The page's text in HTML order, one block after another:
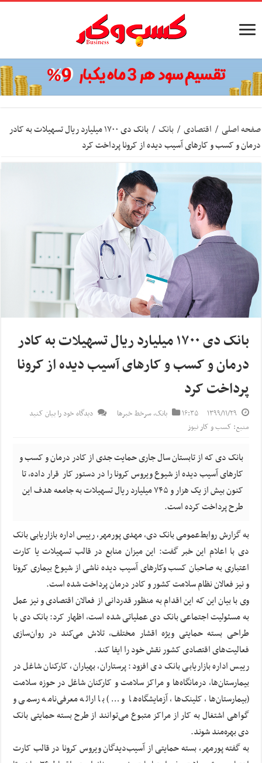
صفحه اصلی / اقتصادی / بانک /
بانک دی ۱۷۰۰ میلیارد ریال تسهیلات به کادر
درمان و کسب و کارهای آسیب دیده از کرونا پرداخت کرد
بانک دی ۱۷۰۰ میلیارد ریال تسهیلات به کادر
درمان و کسب و کارهای آسیب دیده از کرونا
پرداخت کرد
۱۳۹۹/۱۱/۲۹ ۱۶:۳۵ بانک,سرخط خبرها
دیدگاه خود را بیان کنید
منبع: کسب و کار نیوز
بانک دی که از تابستان سال جاری حمایت جدی از کادر درمان و کسب و
کارهای آسیب دیده از شیوع ویروس کرونا را در دستور کار قرار داده، تا
کنون بیش از یک هزار و ۷۴۵ میلیارد ریال تسهیلات به جامعه هدف این
طرح پرداخت کرده است.
به گزارش روابط‌عمومی بانک دی، مهدی پورمهر، رییس اداره بازاریابی بانک
دی با اعلام این خبر گفت: این میزان منابع در قالب تسهیلات یا کارت
اعتباری به صاحبان کسب ‌و‌کارهای آسیب دیده ناشی از شیوع بیماری کرونا
و نیز فعالان نظام سلامت کشور و کادر درمان پرداخت شده است.
وی با بیان این که این اقدام به منظور قدردانی از فعالان اقتصادی و نیز عمل
به مسئولیت اجتماعی بانک دی عملیاتی شده است، اظهار کرد: بانک دی با
طراحی بسته حمایتی ویژه اقشار مختلف، تلاش می‌کند در روان‌سازی
فعالیت‌های اقتصادی کشور نقش خود را ایفا کند.
رییس اداره بازاریابی بانک دی افزود: پرستاران، بهیاران، کارکنان شاغل در
بیمارستان‌ها، درمانگاه‌ها و مراکز سلامت و کارکنان شاغل در حوزه سلامت
(بیمارستان‌ها، کلینک‌ها، آزمایشگاه‌ها و …) با ارائه معرفی‌نامه رسمی و
گواهی اشتغال به کار از مراکز متبوع می‌توانند از طرح بسته حمایتی بانک
دی بهره‌مند شوند.
به گفته پورمهر، بسته حمایتی از آسیب‌دیدگان ویروس کرونا در قالب کارت